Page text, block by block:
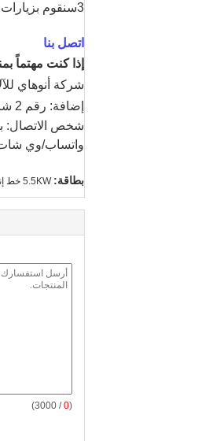
3سنقوم بزيارات منتظمة للعملاء لفهم استخدام المعدات وتوفير حلول لخلق قيمة أكبر للعملاء.
اتصل بنا
إذا كنت مهتماً
شركة أنوهاي
إضافة: رقم 2 شارع تشانغغانغ، مدينة غوانتينغ، مقاطعة فيشي، مدينة هيفي، مقاطعة أنوهاي، الصين.
شخص الاتصال:
واتساب/وي شات:
بطاقة: 5.5KW خط إنتاج Lavash
(
0
/ 3000)